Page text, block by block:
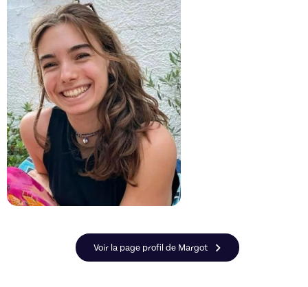
Voir la page profil de Margot